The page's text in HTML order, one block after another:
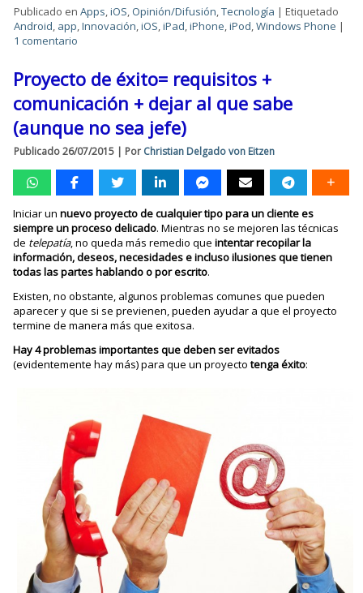
Publicado en Apps,iOS, Opinión/Difusión,Tecnología |Etiquetado
Android, app,Innovación,iOS,iPad,iPhone,iPod,Windows Phone |
1 comentario
Proyecto de éxito= requisitos +
comunicación + dejar al que sabe
(aunque no sea jefe)
Publicado 26/07/2015 | Por Christian Delgado von Eitzen
Iniciar unnuevo proyecto de cualquier tipo para un cliente es
siempre un proceso delicado. Mientras no se mejoren las técnicas
de telepatía, no queda más remedio queintentar recopilar la
información, deseos, necesidades e incluso ilusiones que tienen
todas las partes hablando o por escrito.
Existen, no obstante, algunos problemas comunes que pueden
aparecer y que si se previenen, pueden ayudar a que el proyecto
termine de manera más que exitosa.
Hay 4 problemas importantes que deben ser evitados
(evidentemente hay más) para que un proyectotenga éxito: